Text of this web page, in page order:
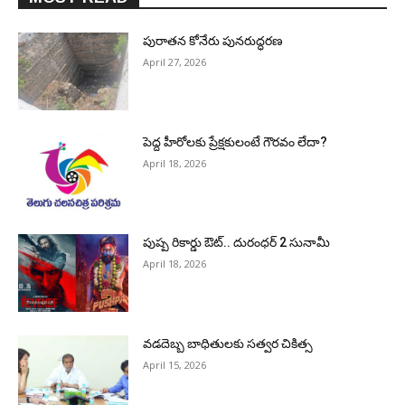
పురాత‌న కోనేరు పున‌రుద్ధ‌ర‌ణ
April 27, 2026
పెద్ద హీరోల‌కు ప్రేక్ష‌కులంటే గౌర‌వం లేదా?
April 18, 2026
పుష్ప రికార్డు ఔట్‌.. దురంధ‌ర్ 2 సునామీ
April 18, 2026
వడదెబ్బ బాధితులకు సత్వర చికిత్స
April 15, 2026